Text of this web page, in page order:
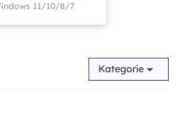
11/10/8/7
Kategorie